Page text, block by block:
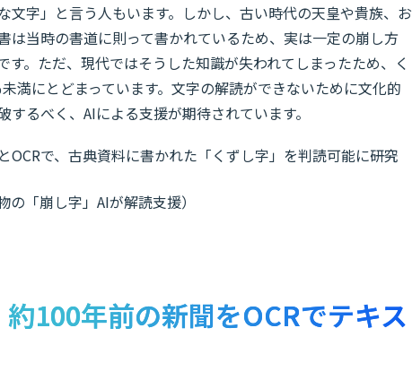
文字」と言う人もいます。しかし、古い時代の天皇や貴族、お
は当時の書道に則って書かれているため、実は一定の崩し方
。ただ、現代ではそうした知識が失われてしまったため、く
満にとどまっています。文字の解読ができないために文化的
るべく、AIによる支援が期待されています。
で、古典資料に書かれた「くずし字」を判読可能に――研究
「崩し字」AIが解読支援）
100年前の新聞をOCRでテキス